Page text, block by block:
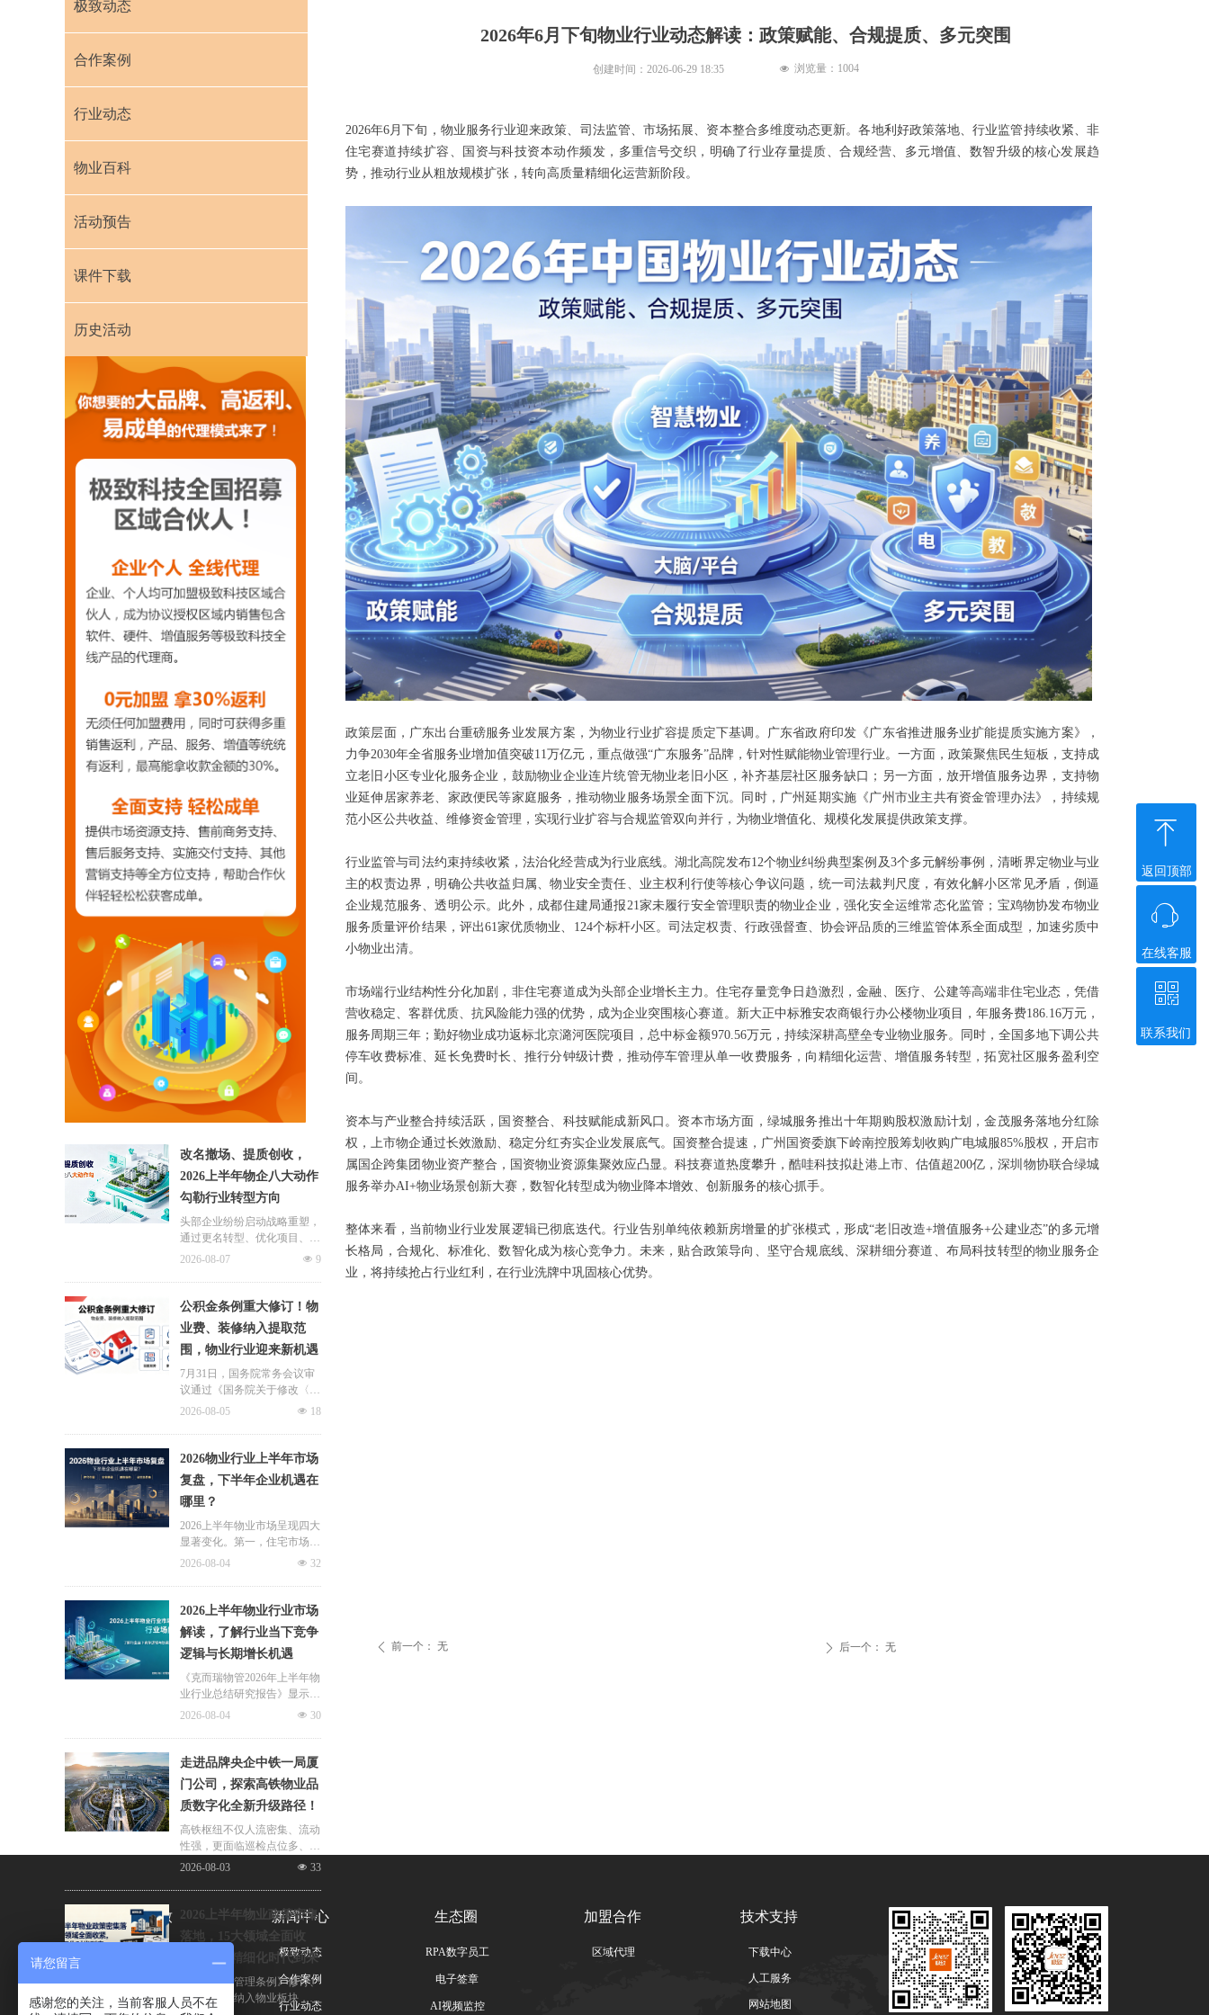
2026年6月下旬物业行业动态解读：政策赋能、合规提质、多元突围
2026年6月下旬，物业服务行业迎来政策、司法监管、市场拓展、资本整合多维度动态更新。各地利好政策落地、行业监管持续收紧、非
住宅赛道持续扩容、国资与科技资本动作频发，多重信号交织，明确了行业存量提质、合规经营、多元增值、数智升级的核心发展趋
势，推动行业从粗放规模扩张，转向高质量精细化运营新阶段。
政策层面，广东出台重磅服务业发展方案，为物业行业扩容提质定下基调。广东省政府印发《广东省推进服务业扩能提质实施方案》，
力争2030年全省服务业增加值突破11万亿元，重点做强“广东服务”品牌，针对性赋能物业管理行业。一方面，政策聚焦民生短板，支持成
立老旧小区专业化服务企业，鼓励物业企业连片统管无物业老旧小区，补齐基层社区服务缺口；另一方面，放开增值服务边界，支持物
业延伸居家养老、家政便民等家庭服务，推动物业服务场景全面下沉。同时，广州延期实施《广州市业主共有资金管理办法》，持续规
范小区公共收益、维修资金管理，实现行业扩容与合规监管双向并行，为物业增值化、规模化发展提供政策支撑。
行业监管与司法约束持续收紧，法治化经营成为行业底线。湖北高院发布12个物业纠纷典型案例及3个多元解纷事例，清晰界定物业与业
主的权责边界，明确公共收益归属、物业安全责任、业主权利行使等核心争议问题，统一司法裁判尺度，有效化解小区常见矛盾，倒逼
企业规范服务、透明公示。此外，成都住建局通报21家未履行安全管理职责的物业企业，强化安全运维常态化监管；宝鸡物协发布物业
服务质量评价结果，评出61家优质物业、124个标杆小区。司法定权责、行政强督查、协会评品质的三维监管体系全面成型，加速劣质中
小物业出清。
市场端行业结构性分化加剧，非住宅赛道成为头部企业增长主力。住宅存量竞争日趋激烈，金融、医疗、公建等高端非住宅业态，凭借
营收稳定、客群优质、抗风险能力强的优势，成为企业突围核心赛道。新大正中标雅安农商银行办公楼物业项目，年服务费186.16万元，
服务周期三年；勤好物业成功返标北京潞河医院项目，总中标金额970.56万元，持续深耕高壁垒专业物业服务。同时，全国多地下调公共
停车收费标准、延长免费时长、推行分钟级计费，推动停车管理从单一收费服务，向精细化运营、增值服务转型，拓宽社区服务盈利空
间。
资本与产业整合持续活跃，国资整合、科技赋能成新风口。资本市场方面，绿城服务推出十年期购股权激励计划，金茂服务落地分红除
权，上市物企通过长效激励、稳定分红夯实企业发展底气。国资整合提速，广州国资委旗下岭南控股筹划收购广电城服85%股权，开启市
属国企跨集团物业资产整合，国资物业资源集聚效应凸显。科技赛道热度攀升，酷哇科技拟赴港上市、估值超200亿，深圳物协联合绿城
服务举办AI+物业场景创新大赛，数智化转型成为物业降本增效、创新服务的核心抓手。
整体来看，当前物业行业发展逻辑已彻底迭代。行业告别单纯依赖新房增量的扩张模式，形成“老旧改造+增值服务+公建业态”的多元增
长格局，合规化、标准化、数智化成为核心竞争力。未来，贴合政策导向、坚守合规底线、深耕细分赛道、布局科技转型的物业服务企
业，将持续抢占行业红利，在行业洗牌中巩固核心优势。
创建时间： 2026-06-29 18:35
ꄴ 前一个： 无 ꄲ 后一个： 无
极致动态
合作案例
行业动态
物业百科
活动预告
课件下载
历史活动
넶 浏览量： 1004
【相关文章推荐】
改名撤场、提质创收，
2026上半年物企八大动作
勾勒行业转型方向
头部企业纷纷启动战略重塑，
通过更名转型、优化项目、升
级服务、挖掘增值收入等多重
一系列经营动作，也为行业下
半年发展指明方向。
넶 9
2026-08-07
公积金条例重大修订！物
业费、装修纳入提取范
围，物业行业迎来新机遇
7月31日，国务院常务会议审
议通过《国务院关于修改〈住
房公积金管理条例〉的决定
景迎来历史性扩容。提取情形
由原有6种拓展至9种，新增装
修自住住房、支付自住住房物
业费两大民生场景，同时设置
兜底条款支持其他合规住房消
费。这项顶层政策调整，不仅
惠及亿万缴存职工，也将深度
业。
넶 18
2026-08-05
2026物业行业上半年市场
复盘，下半年企业机遇在
哪里？
2026上半年物业市场呈现四大
显著变化。第一，住宅市场全
面进入存量化周期，老旧小区
零散老旧小区运营成本高、单
独经营难以盈利，连片整合、
片区化托管成为主流模式，政
企协同搭建长效运营机制，依
托社区增值服务反哺基础物业
服务，形成可持续经营闭环。
넶 32
2026-08-04
2026上半年物业行业市场
解读，了解行业当下竞争
逻辑与长期增长机遇
《克而瑞物管2026年上半年物
业行业总结研究报告》显示，
新房交付规模持续收缩，存量
最大课题。以上海为标杆，全
国超16座城市落地团购物业、
连片治理、政企协同新模式，
破解小区体量小、收费低、运
营亏损、无人接管难题。
넶 30
2026-08-04
走进品牌央企中铁一局厦
门公司，探索高铁物业品
质数字化全新升级路径！
高铁枢纽不仅人流密集、流动
性强，更面临巡检点位多、频
次高、覆盖广、标准严等多重
厦门公司的实际运营情况，为
其打造适配高铁业务场景的数
字化品质运营方案：通过搭建
标准库量化作业细则，按需动
态调整春运、节假日等特殊时
段的巡检需求，依托照片墙留
存巡检实景，杜绝作弊、敷衍
巡检；借助任务日历直观了解
넶 33
2026-08-03
2026上半年物业政策密集
落地，15大领域全面收
紧，合规精细化时代到来
伴随《物业管理条例》修订、
十五五规划纳入物业板块，行
区域代理
极致动态
合作案例
行业动态
联系我们
关于极致 新闻中心 生态圈 加盟合作 技术支持
下载中心
人工服务
网站地图
RPA数字员工
电子签章
AI视频监控
在线客服
ꁱ
返回顶部
ꁸ
联系我们
ꀥ
微信二维码
请您留言
感谢您的关注，当前客服人员不在